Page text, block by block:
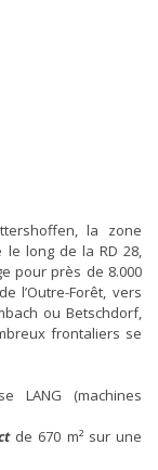
la zone
le long de la RD 28,
pour près de 8.000
l’Outre-Forêt, vers
ou Betschdorf,
frontaliers se
LANG (machines
de 670 m² sur une